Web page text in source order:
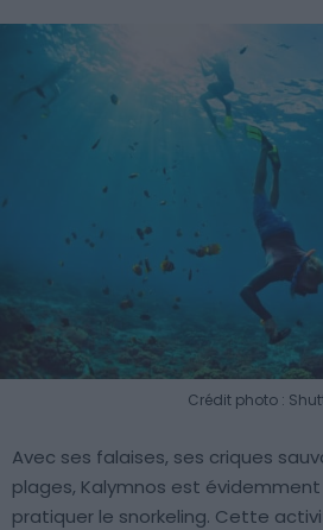
Crédit photo :
Avec ses falaises, ses criques
plages, Kalymnos est
pratiquer le snorkeling. Cette